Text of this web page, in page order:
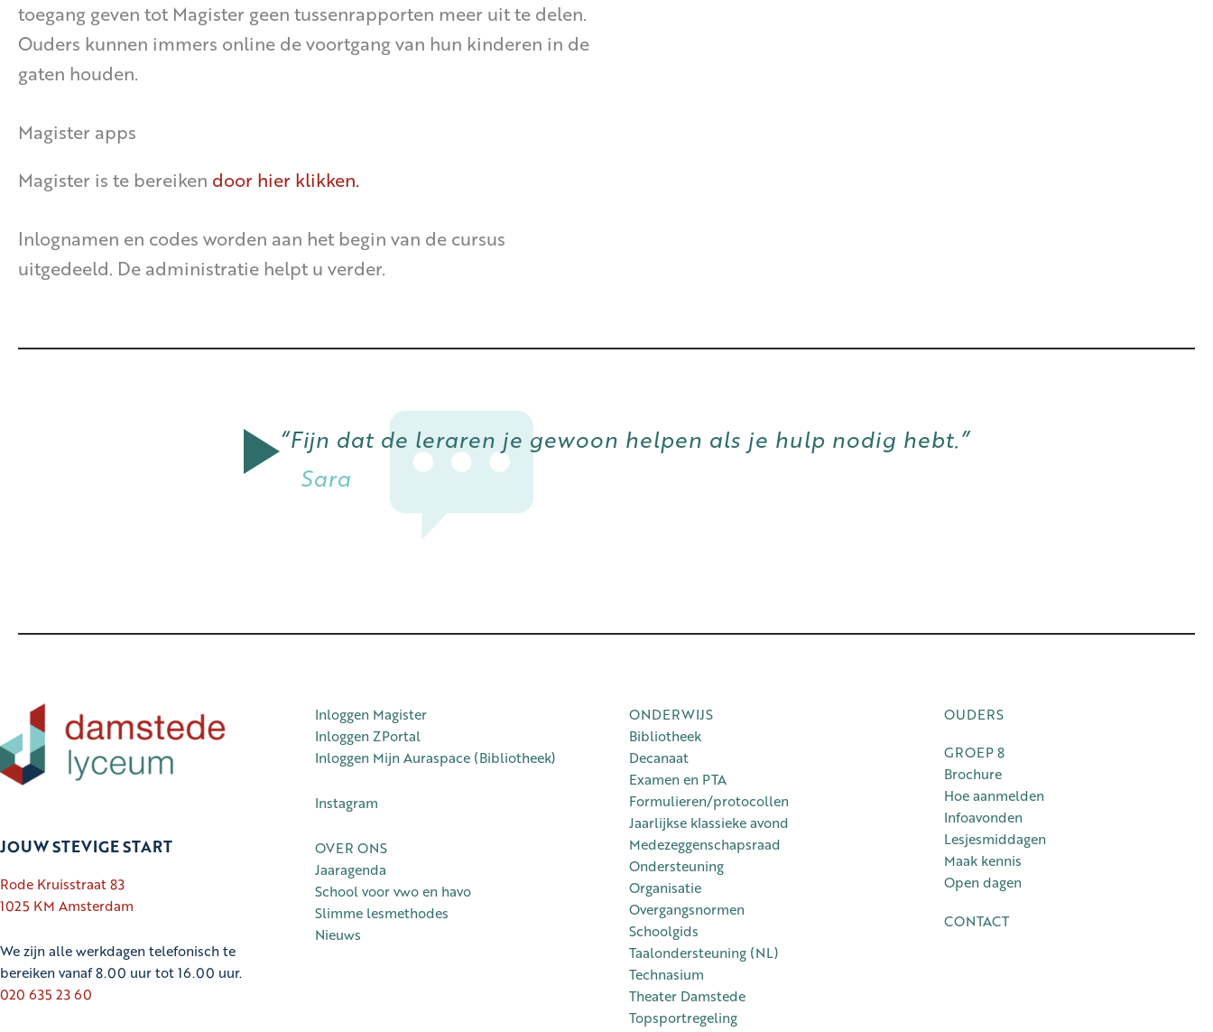
toegang geven tot Magister geen tussenrapporten meer uit te delen.
Ouders kunnen immers online de voortgang van hun kinderen in de
gaten houden.
Magister apps
Magister is te bereiken door hier klikken.
Inlognamen en codes worden aan het begin van de cursus
uitgedeeld. De administratie helpt u verder.
“Fijn dat de leraren je gewoon helpen als je hulp nodig hebt.”
Sara
JOUW STEVIGE START
Rode Kruisstraat 83
1025 KM Amsterdam
We zijn alle werkdagen telefonisch te
bereiken vanaf 8.00 uur tot 16.00 uur.
020 635 23 60
Inloggen Magister
Inloggen ZPortal
Inloggen Mijn Auraspace (Bibliotheek)
Instagram
OVER ONS
Jaaragenda
School voor vwo en havo
Slimme lesmethodes
Nieuws
ONDERWIJS
Bibliotheek
Decanaat
Examen en PTA
Formulieren/protocollen
Jaarlijkse klassieke avond
Medezeggenschapsraad
Ondersteuning
Organisatie
Overgangsnormen
Schoolgids
Taalondersteuning (NL)
Technasium
Theater Damstede
Topsportregeling
OUDERS
GROEP 8
Brochure
Hoe aanmelden
Infoavonden
Lesjesmiddagen
Maak kennis
Open dagen
CONTACT